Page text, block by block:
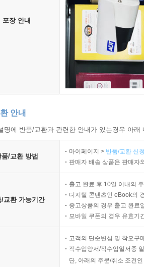
포장 안내
안내
명에 반품/교환과 관련한 안내가 있는경우 아
품/교환 방법
마이페이지 > 반품/교환 신
판매자 배송 상품은 판매자
/교환 가능기간
출고 완료 후 10일 이내의
디지털 콘텐츠인 eBook의
중고상품의 경우 출고 완료
모바일 쿠폰의 경우 유효기
고객의 단순변심 및 착오구
직수입양서/직수입일서중
단, 아래의 주문/취소 조건